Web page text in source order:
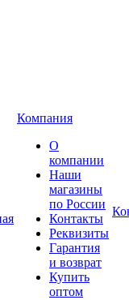
Компания
О
компании
Наши
магазины
по России
Контакты
Реквизиты
Гарантия
и возврат
Купить
оптом